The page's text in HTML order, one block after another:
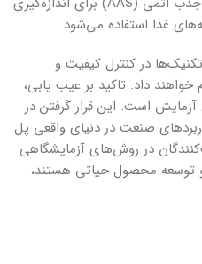
غذا استفاده می‌شود.
در کنترل کیفیت و
داد. تاکید بر عیب یابی،
است. این قرار گرفتن در
صنعت در دنیای واقعی پل
در روش‌های آزمایشگاهی
توسعه محصول حیاتی هستند،